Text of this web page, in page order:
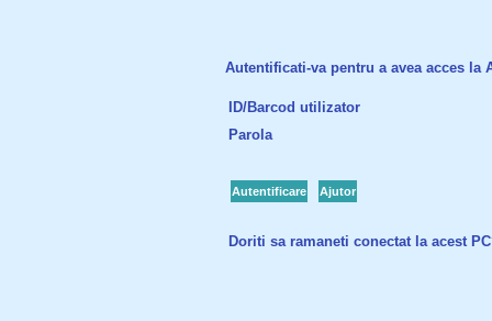
Autentificati-va pentru a avea acces
ID/Barcod utilizator
Parola
Autentificare Ajutor
Doriti sa ramaneti conectat la acest